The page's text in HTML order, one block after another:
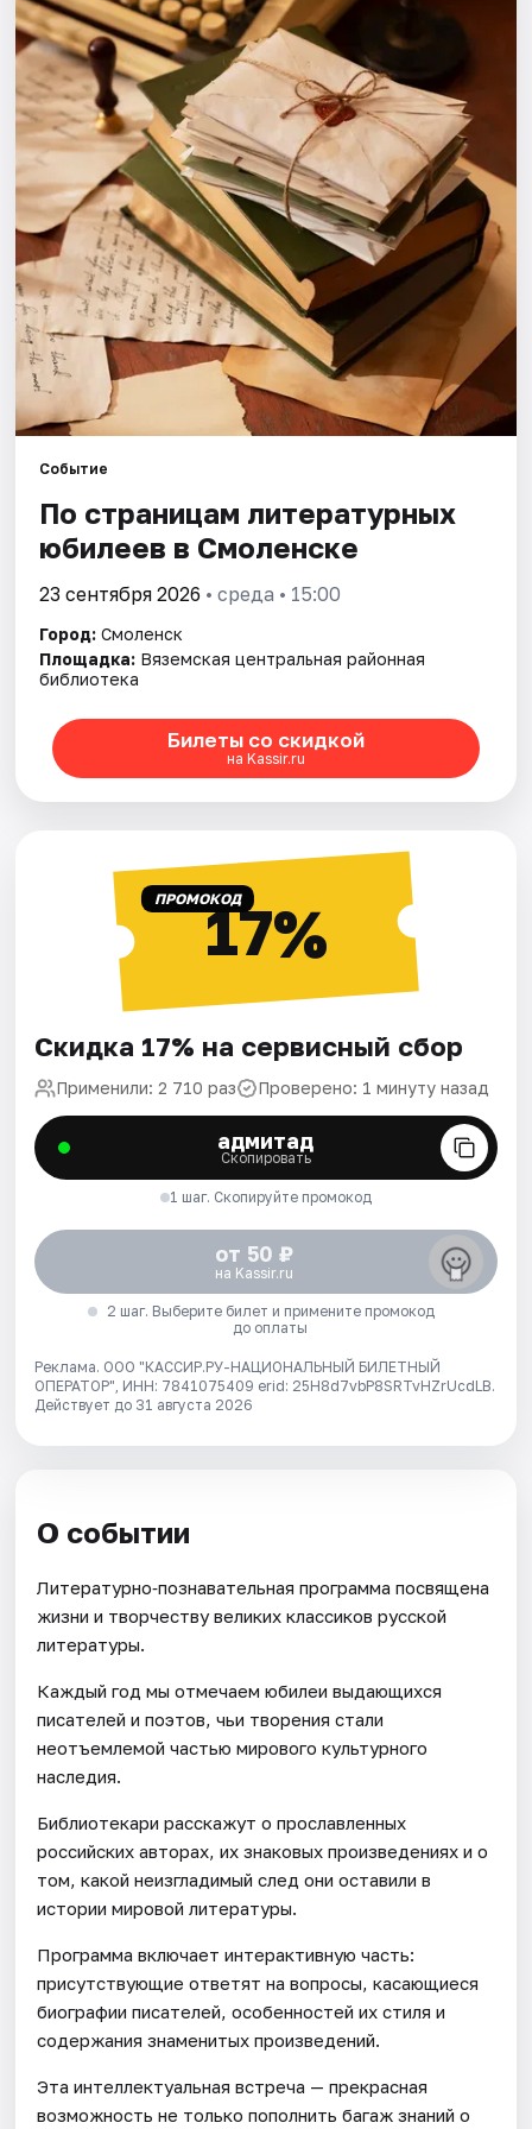
Города
Площадки
Артисты
Рейтинги
Событие
По страницам литературных
юбилеев в Смоленске
23 сентября 2026 • среда • 15:00
Город: Смоленск
Площадка: Вяземская центральная районная
библиотека
Билеты со скидкой
на Kassir.ru
ПРОМОКОД17%
Скидка 17% на сервисный сбор
Применили: 2 710 раз Проверено: 1 минуту назад
адмитад
Скопировать
1 шаг. Скопируйте промокод
от 50 ₽
на Kassir.ru
2 шаг. Выберите билет и примените промокод
до оплаты
Реклама. ООО "КАССИР.РУ-НАЦИОНАЛЬНЫЙ БИЛЕТНЫЙ
ОПЕРАТОР", ИНН: 7841075409 erid: 25H8d7vbP8SRTvHZrUcdLB.
Действует до 31 августа 2026
О событии
Литературно‑познавательная программа посвящена
жизни и творчеству великих классиков русской
литературы.
Каждый год мы отмечаем юбилеи выдающихся
писателей и поэтов, чьи творения стали
неотъемлемой частью мирового культурного
наследия.
Библиотекари расскажут о прославленных
российских авторах, их знаковых произведениях и о
том, какой неизгладимый след они оставили в
истории мировой литературы.
Программа включает интерактивную часть:
присутствующие ответят на вопросы, касающиеся
биографии писателей, особенностей их стиля и
содержания знаменитых произведений.
Эта интеллектуальная встреча — прекрасная
возможность не только пополнить багаж знаний о